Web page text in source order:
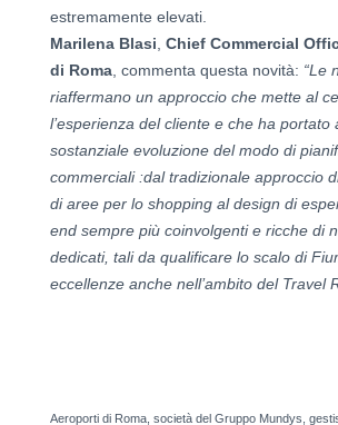
estremamente elevati.
Marilena Blasi Chief Commercial
di Roma , commenta questa novità: “Le
riaffermano un approccio che mette al
l’esperienza del cliente e che ha portato
sostanziale evoluzione del modo di
commerciali :dal tradizionale approccio
di aree per lo shopping al design di
end sempre più coinvolgenti e ricche di
dedicati, tali da qualificare lo scalo di
eccellenze anche nell’ambito del Travel
Aeroporti di Roma, società del Gruppo Mundys,